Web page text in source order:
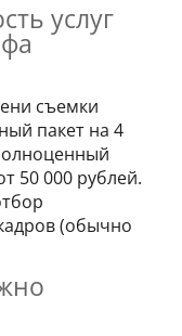
услуг
съемки
пакет на 4
50 000 рублей.
(обычно